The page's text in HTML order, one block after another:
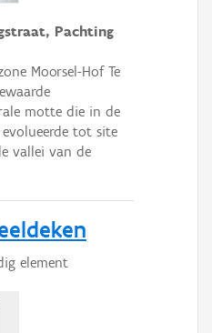
Pachting
Moorsel-Hof Te
motte die in de
tot site
vallei van de
element